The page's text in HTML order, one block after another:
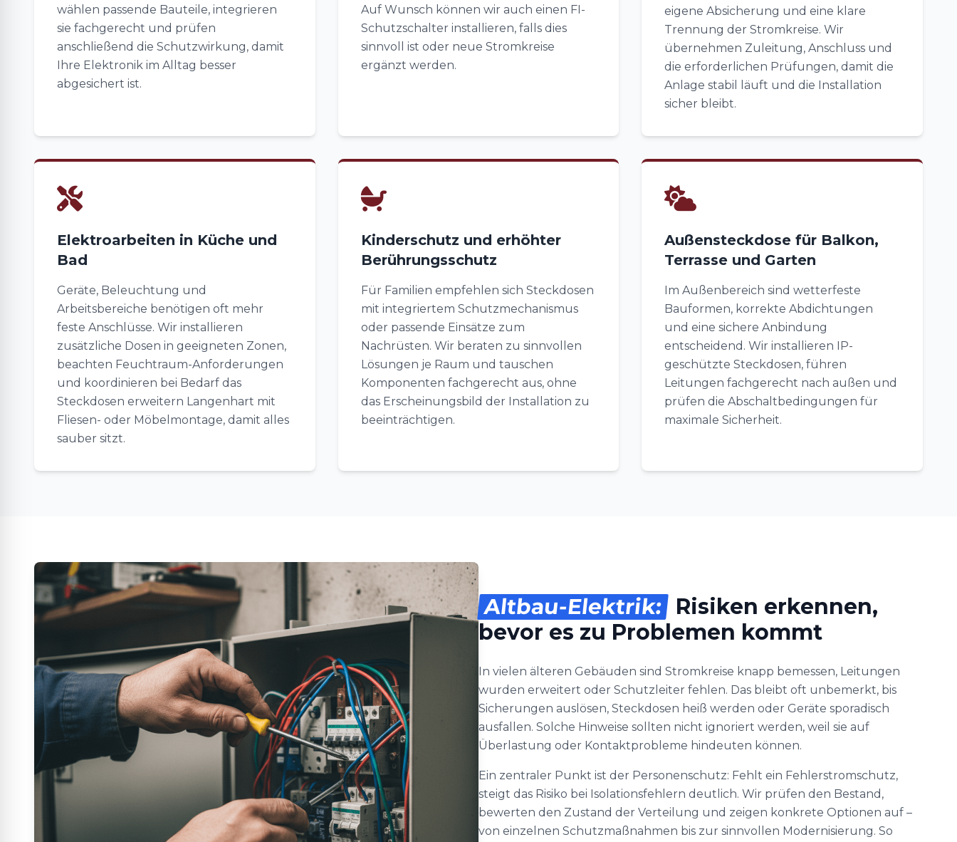
wählen passende Bauteile, integrieren
sie fachgerecht und prüfen
anschließend die Schutzwirkung, damit
Ihre Elektronik im Alltag besser
abgesichert ist.
Auf Wunsch können wir auch einen FI-
Schutzschalter installieren, falls dies
sinnvoll ist oder neue Stromkreise
ergänzt werden.
eigene Absicherung und eine klare
Trennung der Stromkreise. Wir
übernehmen Zuleitung, Anschluss und
die erforderlichen Prüfungen, damit die
Anlage stabil läuft und die Installation
sicher bleibt.
Elektroarbeiten in Küche und
Bad
Geräte, Beleuchtung und
Arbeitsbereiche benötigen oft mehr
feste Anschlüsse. Wir installieren
zusätzliche Dosen in geeigneten Zonen,
beachten Feuchtraum-Anforderungen
und koordinieren bei Bedarf das
Steckdosen erweitern Langenhart mit
Fliesen- oder Möbelmontage, damit alles
sauber sitzt.
Kinderschutz und erhöhter
Berührungsschutz
Für Familien empfehlen sich Steckdosen
mit integriertem Schutzmechanismus
oder passende Einsätze zum
Nachrüsten. Wir beraten zu sinnvollen
Lösungen je Raum und tauschen
Komponenten fachgerecht aus, ohne
das Erscheinungsbild der Installation zu
beeinträchtigen.
Außensteckdose für Balkon,
Terrasse und Garten
Im Außenbereich sind wetterfeste
Bauformen, korrekte Abdichtungen
und eine sichere Anbindung
entscheidend. Wir installieren IP-
geschützte Steckdosen, führen
Leitungen fachgerecht nach außen und
prüfen die Abschaltbedingungen für
maximale Sicherheit.
Altbau-Elektrik: Risiken erkennen,
bevor es zu Problemen kommt
In vielen älteren Gebäuden sind Stromkreise knapp bemessen, Leitungen
wurden erweitert oder Schutzleiter fehlen. Das bleibt oft unbemerkt, bis
Sicherungen auslösen, Steckdosen heiß werden oder Geräte sporadisch
ausfallen. Solche Hinweise sollten nicht ignoriert werden, weil sie auf
Überlastung oder Kontaktprobleme hindeuten können.
Ein zentraler Punkt ist der Personenschutz: Fehlt ein Fehlerstromschutz,
steigt das Risiko bei Isolationsfehlern deutlich. Wir prüfen den Bestand,
bewerten den Zustand der Verteilung und zeigen konkrete Optionen auf –
von einzelnen Schutzmaßnahmen bis zur sinnvollen Modernisierung. So